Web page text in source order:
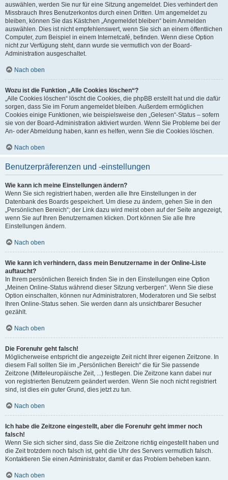
auswählen, werden Sie nur für eine Sitzung angemeldet. Dies verhindert den
Missbrauch Ihres Benutzerkontos durch einen Dritten. Um angemeldet zu
bleiben, können Sie das Kästchen „Angemeldet bleiben“ beim Anmelden
auswählen. Dies ist nicht empfehlenswert, wenn Sie sich an einem öffentlichen
Computer, zum Beispiel in einem Internetcafé, befinden. Wenn diese Option
nicht zur Verfügung steht, dann wurde sie vermutlich von der Board-
Administration ausgeschaltet.
Nach oben
Wozu ist die Funktion „Alle Cookies löschen“?
„Alle Cookies löschen“ löscht die Cookies, die phpBB erstellt hat und die dafür
sorgen, dass Sie im Forum angemeldet bleiben. Außerdem ermöglichen
Cookies einige Funktionen, wie beispielsweise den „Gelesen“-Status – sofern
sie von der Board-Administration aktiviert wurden. Wenn Sie Probleme bei der
An- oder Abmeldung haben, kann es helfen, wenn Sie die Cookies löschen.
Nach oben
Benutzerpräferenzen und -einstellungen
Wie kann ich meine Einstellungen ändern?
Wenn Sie sich registriert haben, werden alle Ihre Einstellungen in der
Datenbank des Boards gespeichert. Um diese zu ändern, gehen Sie in den
„Persönlichen Bereich“; der Link dazu wird meist oben auf der Seite angezeigt,
wenn Sie auf Ihren Benutzernamen klicken. Dort können Sie alle Ihre
Einstellungen ändern.
Nach oben
Wie kann ich verhindern, dass mein Benutzername in der Online-Liste
auftaucht?
In Ihrem persönlichen Bereich finden Sie in den Einstellungen eine Option
„Meinen Online-Status während dieser Sitzung verbergen“. Wenn Sie diese
Option einschalten, können nur Administratoren, Moderatoren und Sie selbst
Ihren Online-Status sehen. Sie werden dann als unsichtbarer Besucher
gezählt.
Nach oben
Die Forenuhr geht falsch!
Möglicherweise entspricht die angezeigte Zeit nicht Ihrer eigenen Zeitzone. In
diesem Fall sollten Sie im „Persönlichen Bereich“ die für Sie passende
Zeitzone (Mitteleuropäische Zeit, ...) festlegen. Die Zeitzone kann dabei nur
von registrierten Benutzern geändert werden. Wenn Sie noch nicht registriert
sind, ist dies ein guter Grund, dies jetzt zu tun.
Nach oben
Ich habe die Zeitzone eingestellt, aber die Forenuhr geht immer noch
falsch!
Wenn Sie sich sicher sind, dass Sie die Zeitzone richtig eingestellt haben und
die Zeit trotzdem noch falsch ist, geht die Uhr des Servers vermutlich falsch.
Kontaktieren Sie einen Administrator, damit er das Problem beheben kann.
Nach oben